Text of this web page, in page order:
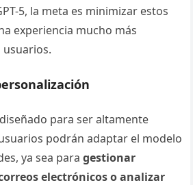
5, la meta es minimizar estos
experiencia mucho más
para ser altamente
podrán adaptar el modelo
ya sea paragestionar
electrónicos o analizar